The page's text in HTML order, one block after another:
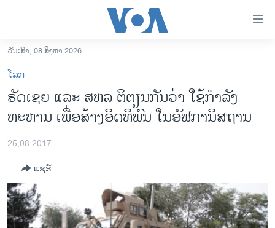
ເຂົ້າ
ຫາ
ຂ້າມ
ຂ້າມ
ຂ້າມ
ຫາ
ລາວ
ອາເມຣິກາ
ຂ່າວ​ຈີນ
ໂລກ
ເອເຊຍ
ອິດສະຫຼະພາບດ້ານການຂ່າວ
ວັນເສົາ, 08 ສິງຫາ 2026
ໂລກ
ຣັດເຊຍ ແລະ ສຫລ ຕິຕຽນກັນວ່າ ໃຊ້ກໍາລັງ
ທະຫານ ເພື່ອສ້າງອິດທິພົນ ໃນອັຟການິສຖານ
25,08,2017
ແຊຣ໌